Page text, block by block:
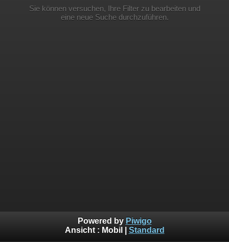
Sie können versuchen, Ihre Filter zu bearbeiten und
eine neue Suche durchzuführen.
Powered by Piwigo
Ansicht : Mobil Standard